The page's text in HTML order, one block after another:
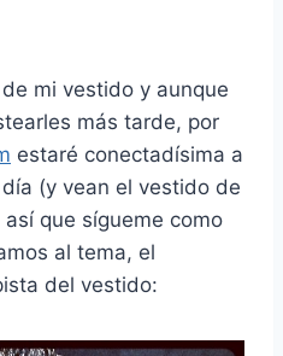
mi vestido y aunque
más tarde, por
estaré conectadísima a
(y vean el vestido de
que sígueme como
al tema, el
del vestido: